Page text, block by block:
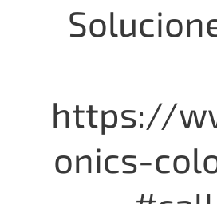
https://
onics-